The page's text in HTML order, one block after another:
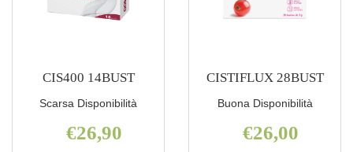
CIS400 14BUST
Scarsa Disponibilità
€26,90
CISTIFLUX 28BUST
Buona Disponibilità
€26,00